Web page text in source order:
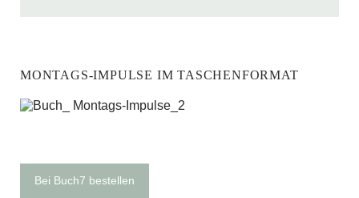
MONTAGS-IMPULSE IM TASCHENFORMAT
Bei Buch7 bestellen